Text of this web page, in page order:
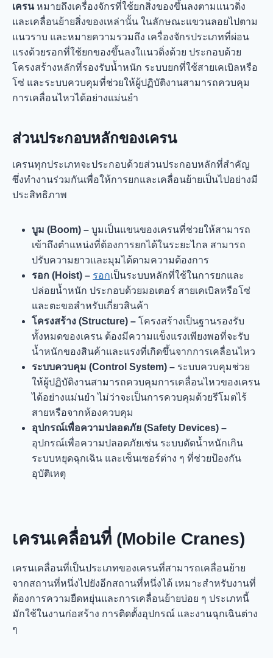
เครนหมายถึงเครื่องจักรที่ใช้ยกสิ่งของขึ้นลงตามแนวดิ่ง
และเคลื่อนย้ายสิ่งของเหล่านั้น ในลักษณะแขวนลอยไปตาม
แนวราบ และหมายความรวมถึง เครื่องจักรประเภทที่ผ่อน
แรงด้วยรอกที่ใช้ยกของขึ้นลงใแนวดิ่งด้วย ประกอบด้วย
โครงสร้างหลักที่รองรับน้ำหนัก ระบบยกที่ใช้สายเคเบิลหรือ
โซ่ และระบบควบคุมที่ช่วยให้ผู้ปฏิบัติงานสามารถควบคุม
การเคลื่อนไหวได้อย่างแม่นยำ
ส่วนประกอบหลักของเครน
เครนทุกประเภทจะประกอบด้วยส่วนประกอบหลักที่สำคัญ
ซึ่งทำงานร่วมกันเพื่อให้การยกและเคลื่อนย้ายเป็นไปอย่างมี
ประสิทธิภาพ
บูม (Boom) – บูมเป็นแขนของเครนที่ช่วยให้สามารถ
เข้าถึงตำแหน่งที่ต้องการยกได้ในระยะไกล สามารถ
ปรับความยาวและมุมได้ตามความต้องการ
รอก (Hoist) – รอกเป็นระบบหลักที่ใช้ในการยกและ
ปล่อยน้ำหนัก ประกอบด้วยมอเตอร์ สายเคเบิลหรือโซ่
และตะขอสำหรับเกี่ยวสินค้า
โครงสร้าง (Structure) – โครงสร้างเป็นฐานรองรับ
ทั้งหมดของเครน ต้องมีความแข็งแรงเพียงพอที่จะรับ
น้ำหนักของสินค้าและแรงที่เกิดขึ้นจากการเคลื่อนไหว
ระบบควบคุม (Control System) – ระบบควบคุมช่วย
ให้ผู้ปฏิบัติงานสามารถควบคุมการเคลื่อนไหวของเครน
ได้อย่างแม่นยำ ไม่ว่าจะเป็นการควบคุมด้วยรีโมตไร้
สายหรือจากห้องควบคุม
อุปกรณ์เพื่อความปลอดภัย (Safety Devices) –
อุปกรณ์เพื่อความปลอดภัยเช่น ระบบตัดน้ำหนักเกิน
ระบบหยุดฉุกเฉิน และเซ็นเซอร์ต่าง ๆ ที่ช่วยป้องกัน
อุบัติเหตุ
เครนเคลื่อนที่ (Mobile Cranes)
เครนเคลื่อนที่เป็นประเภทของเครนที่สามารถเคลื่อนย้าย
จากสถานที่หนึ่งไปยังอีกสถานที่หนึ่งได้ เหมาะสำหรับงานที่
ต้องการความยืดหยุ่นและการเคลื่อนย้ายบ่อย ๆ ประเภทนี้
มักใช้ในงานก่อสร้าง การติดตั้งอุปกรณ์ และงานฉุกเฉินต่าง
ๆ